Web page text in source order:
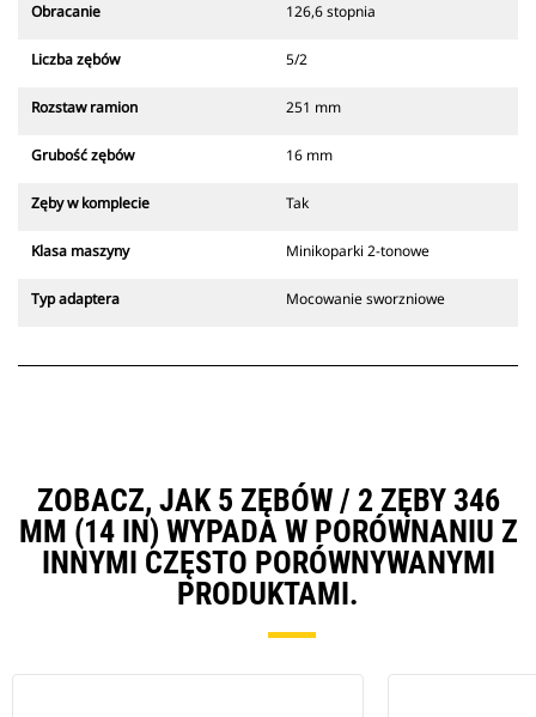
Obracanie 126,6 stopnia
Liczba zębów 5/2
Rozstaw ramion 251 mm
Grubość zębów 16 mm
Zęby w komplecie Tak
Klasa maszyny Minikoparki 2-tonowe
Typ adaptera Mocowanie sworzniowe
ZOBACZ, JAK 5 ZĘBÓW / 2 ZĘBY 346
MM (14 IN) WYPADA W PORÓWNANIU Z
INNYMI CZĘSTO PORÓWNYWANYMI
PRODUKTAMI.